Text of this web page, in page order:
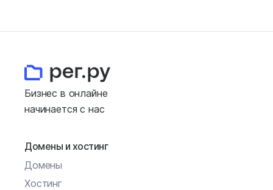
Бизнес в онлайне
начинается с нас
Домены и хостинг
Домены
Хостинг